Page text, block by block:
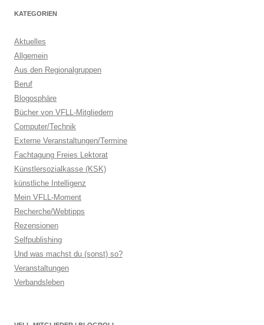
KATEGORIEN
Aktuelles
Allgemein
Aus den Regionalgruppen
Beruf
Blogosphäre
Bücher von VFLL-Mitgliedern
Computer/Technik
Externe Veranstaltungen/Termine
Fachtagung Freies Lektorat
Künstlersozialkasse (KSK)
künstliche Intelligenz
Mein VFLL-Moment
Recherche/Webtipps
Rezensionen
Selfpublishing
Und was machst du (sonst) so?
Veranstaltungen
Verbandsleben